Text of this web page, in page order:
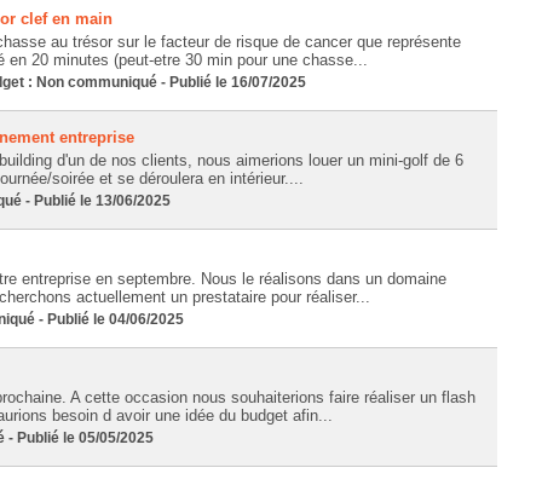
clef en main
au trésor sur le facteur de risque de cancer que représente
en 20 minutes (peut-etre 30 min pour une chasse...
: Non communiqué - Publié le 16/07/2025
entreprise
d'un de nos clients, nous aimerions louer un mini-golf de 6
soirée et se déroulera en intérieur....
- Publié le 13/06/2025
entreprise en septembre. Nous le réalisons dans un domaine
actuellement un prestataire pour réaliser...
- Publié le 04/06/2025
A cette occasion nous souhaiterions faire réaliser un flash
besoin d avoir une idée du budget afin...
- Publié le 05/05/2025